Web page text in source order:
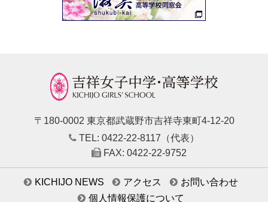
〒180-0002 東京都武蔵野市吉祥寺東町4-12-20
TEL: 0422-22-8117（代表）
FAX: 0422-22-9752
KICHIJO NEWS アクセス
お問い合わせ
個人情報保護について